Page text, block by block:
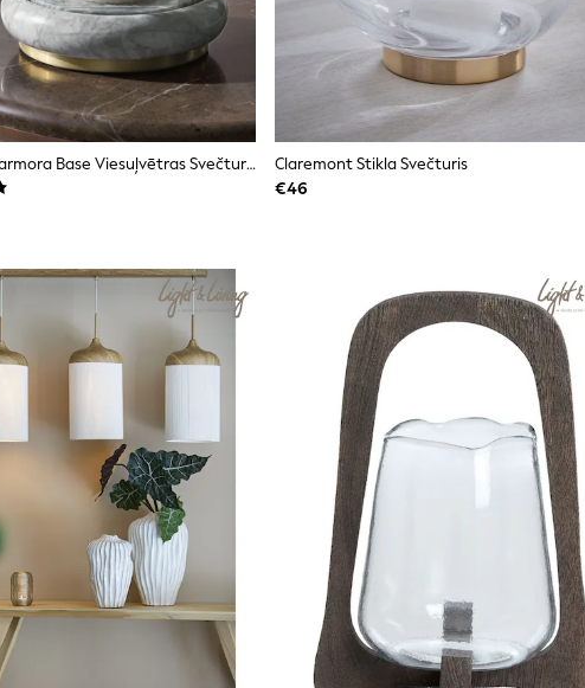
N. Premium Marmora Base Viesuļvētras Svečturis
Claremont Stikla Svečturis
€46